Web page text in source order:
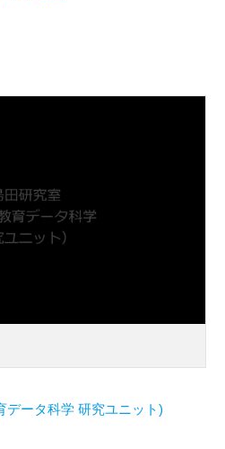
データ科学 研究ユニット)